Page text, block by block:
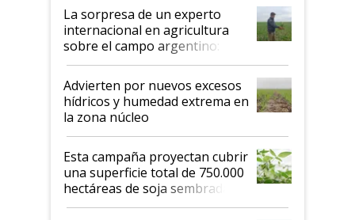
La sorpresa de un experto
internacional en agricultura
sobre el campo argentino:
"Estoy muy impresionado"
Advierten por nuevos excesos
hídricos y humedad extrema en
la zona núcleo
Esta campaña proyectan cubrir
una superficie total de 750.000
hectáreas de soja sembradas
con una nueva generación de